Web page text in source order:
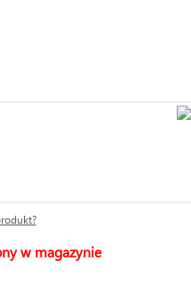
w magazynie